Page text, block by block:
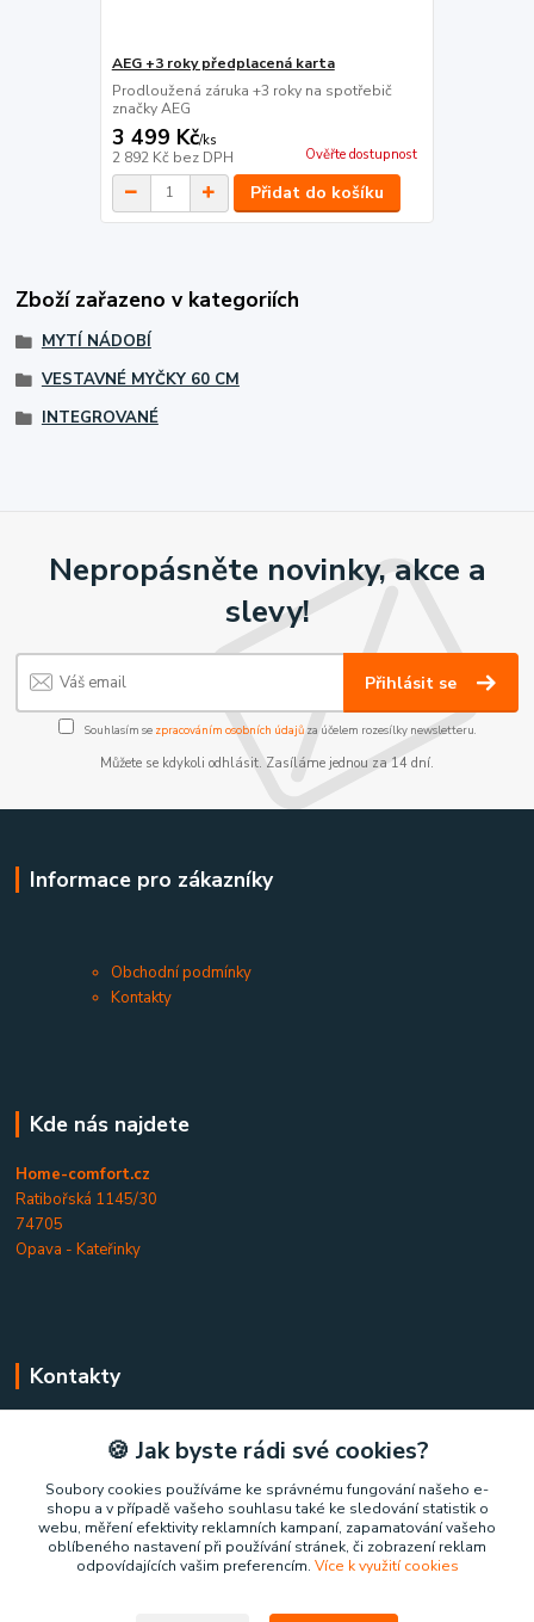
AEG +3 roky předplacená karta
Prodloužená záruka +3 roky na spotřebič
značky AEG
3 499 Kč/ks
2 892 Kč bez DPH Ověřte dostupnost
Přidat do košíku
Zboží zařazeno v kategoriích
MYTÍ NÁDOBÍ
VESTAVNÉ MYČKY 60 CM
INTEGROVANÉ
Nepropásněte novinky, akce a
slevy!
Přihlásit se
Souhlasím se zpracováním osobních údajůza účelem rozesílky newsletteru.
Můžete se kdykoli odhlásit. Zasíláme jednou za 14 dní.
Informace pro zákazníky
Obchodní podmínky
Kontakty
Kde nás najdete
Home-comfort.cz
Ratibořská 1145/30
74705
Opava - Kateřinky
Kontakty
+420 777 852 326
(Po-Pá, 9-17 hod.)
home-comfort@home-comfort.cz
🍪 Jak byste rádi své cookies?
Soubory cookies používáme ke správnému fungování našeho e-
shopu a v případě vašeho souhlasu také ke sledování statistik o
webu, měření efektivity reklamních kampaní, zapamatování vašeho
oblíbeného nastavení při používání stránek, či zobrazení reklam
odpovídajících vašim preferencím. Více k využití cookies